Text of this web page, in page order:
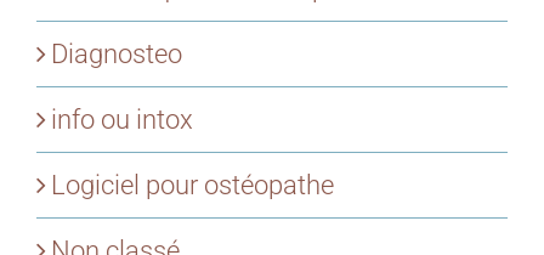
Diagnosteo
info ou intox
Logiciel pour ostéopathe